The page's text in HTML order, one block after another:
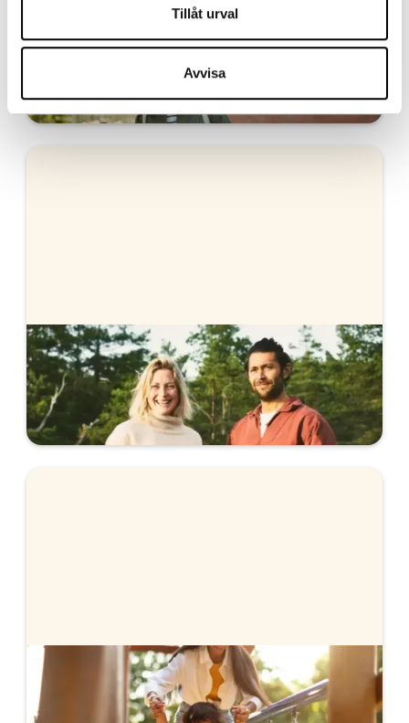
Tillåt urval
Avvisa
Flytta ditt bolån till oss
Ansök helt digitalt och signera med BankID. Vi
Stabelos bolåneräntor
Vi erbjuder färdigförhandlad ränta, helt utan
förhandling. Se våra räntor.
Hur mycket måste jag amortera?
Amorteringskravet styr hur mycket du måste